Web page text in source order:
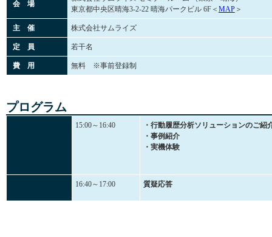
会 場
東京都中央区晴海3-2-22 晴海パークビル 6F＜ MAP＞
主 催 株式会社サムライズ
定 員 若干名
費 用 無料 ※事前登録制
プログラム
15:00～16:40
・行動履歴分析ソリューションのご紹
・事例紹介
・実機体験
16:40～17:00 質疑応答